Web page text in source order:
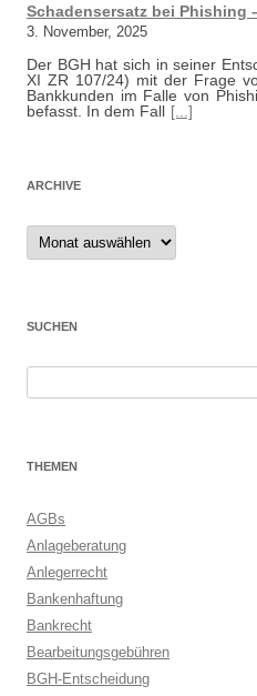
Schadensersatz bei Phishing
3. November, 2025
Der BGH hat sich in seiner
XI ZR 107/24) mit der Frage
Bankkunden im Falle von
befasst. In dem Fall [...]
ARCHIVE
Archive
SUCHEN
THEMEN
AGBs
Anlageberatung
Anlegerrecht
Bankenhaftung
Bankrecht
Bearbeitungsgebühren
BGH-Entscheidung